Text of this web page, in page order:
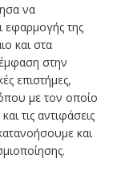
να
εφαρμογής της
και στα
στην
επιστήμες,
με τον οποίο
τις αντιφάσεις
και